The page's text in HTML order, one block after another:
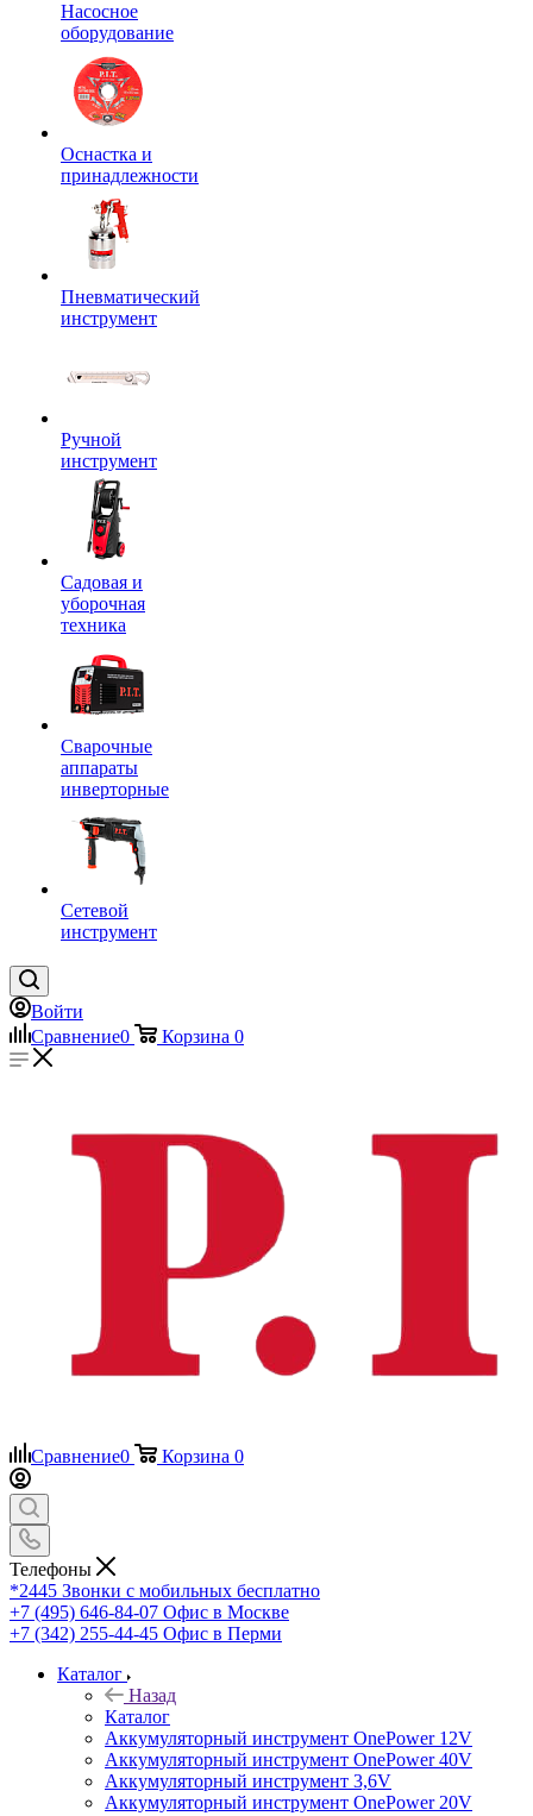
Насосное
оборудование
Оснастка и
принадлежности
Пневматический
инструмент
Ручной
инструмент
Садовая и
уборочная
техника
Сварочные
аппараты
инверторные
Сетевой
инструмент
Войти
Сравнение0 Корзина 0
Сравнение0 Корзина 0
Телефоны
*2445 Звонки с мобильных бесплатно
+7 (495) 646-84-07 Офис в Москве
+7 (342) 255-44-45 Офис в Перми
Каталог
Назад
Каталог
Аккумуляторный инструмент OnePower 12V
Аккумуляторный инструмент OnePower 40V
Аккумуляторный инструмент 3,6V
Аккумуляторный инструмент OnePower 20V